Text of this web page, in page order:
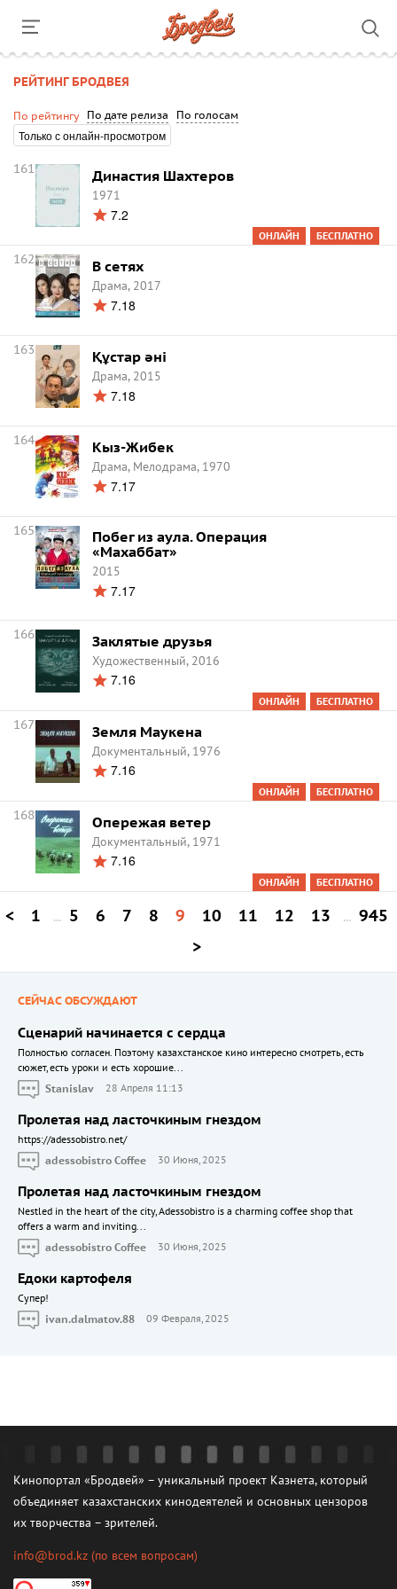
РЕЙТИНГ БРОДВЕЯ
По рейтингу По дате релиза По голосам
Только с онлайн-просмотром
161 Династия Шахтеров
1971
7.2
ОНЛАЙН БЕСПЛАТНО
162 В сетях
Драма, 2017
7.18
163 Құстар әні
Драма, 2015
7.18
164 Кыз-Жибек
Драма, Мелодрама, 1970
7.17
165
Побег из аула. Операция
«Махаббат»
2015
7.17
166 Заклятые друзья
Художественный, 2016
7.16
ОНЛАЙН БЕСПЛАТНО
167 Земля Маукена
Документальный, 1976
7.16
ОНЛАЙН БЕСПЛАТНО
168 Опережая ветер
Документальный, 1971
7.16
ОНЛАЙН БЕСПЛАТНО
< 1 ... 5 6 7 8 9 10 11 12 13 ... 945
>
СЕЙЧАС ОБСУЖДАЮТ
Сценарий начинается с сердца
Полностью согласен. Поэтому казахстанское кино интересно смотреть, есть
сюжет, есть уроки и есть хорошие...
Stanislav
28 Апреля 11:13
Пролетая над ласточкиным гнездом
https://adessobistro.net/
adessobistro Coffee
30 Июня, 2025
Пролетая над ласточкиным гнездом
Nestled in the heart of the city, Adessobistro is a charming coffee shop that
offers a warm and inviting...
adessobistro Coffee
30 Июня, 2025
Едоки картофеля
Cупер!
ivan.dalmatov.88
09 Февраля, 2025
Кинопортал «Бродвей» – уникальный проект Казнета, который
объединяет казахстанских кинодеятелей и основных цензоров
их творчества – зрителей.
info@brod.kz (по всем вопросам)